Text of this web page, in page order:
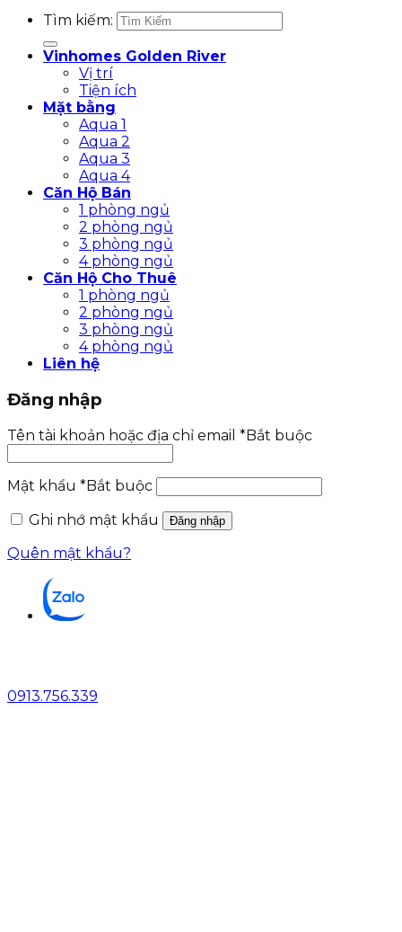
Tìm kiếm:
Vinhomes Golden River
Vị trí
Tiện ích
Mặt bằng
Aqua 1
Aqua 2
Aqua 3
Aqua 4
Căn Hộ Bán
1 phòng ngủ
2 phòng ngủ
3 phòng ngủ
4 phòng ngủ
Căn Hộ Cho Thuê
1 phòng ngủ
2 phòng ngủ
3 phòng ngủ
4 phòng ngủ
Liên hệ
Đăng nhập
Tên tài khoản hoặc địa chỉ email *Bắt buộc
Mật khẩu *Bắt buộc
Ghi nhớ mật khẩu
Đăng nhập
Quên mật khẩu?
0913.756.339